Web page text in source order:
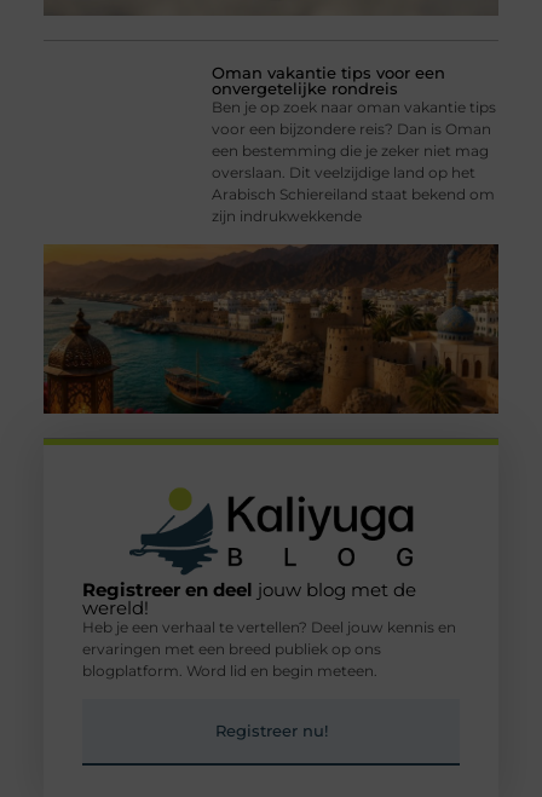
Oman vakantie tips voor een
onvergetelijke rondreis
Ben je op zoek naar oman vakantie tips
voor een bijzondere reis? Dan is Oman
een bestemming die je zeker niet mag
overslaan. Dit veelzijdige land op het
Arabisch Schiereiland staat bekend om
zijn indrukwekkende
Registreer en deel jouw blog met de
wereld!
Heb je een verhaal te vertellen? Deel jouw kennis en
ervaringen met een breed publiek op ons
blogplatform. Word lid en begin meteen.
Registreer nu!